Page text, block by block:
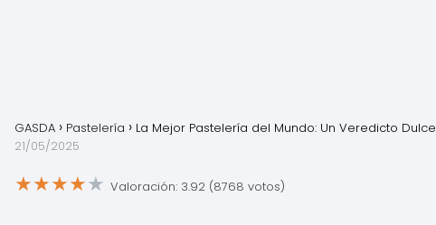
GASDA Pastelería
La Mejor Pastelería del Mundo: Un Veredicto Dulce
21/05/2025
★★★★★ Valoración: 3.92 (8768 votos)